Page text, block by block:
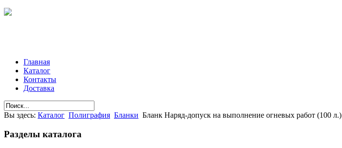
Главная
Каталог
Контакты
Доставка
Вы здесь: Каталог Полиграфия Бланки Бланк Наряд-допуск на выполнение огневых работ (100 л.)
Разделы каталога